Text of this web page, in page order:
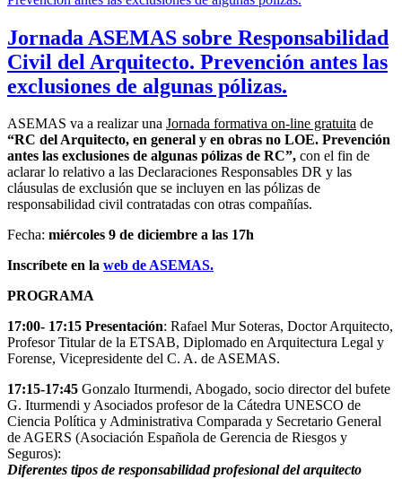
Jornada ASEMAS sobre Responsabilidad
Civil del Arquitecto. Prevención antes las
exclusiones de algunas pólizas.
ASEMAS va a realizar una Jornada formativa on-line gratuita de
“RC del Arquitecto, en general y en obras no LOE. Prevención
antes las exclusiones de algunas pólizas de RC”, con el fin de
aclarar lo relativo a las Declaraciones Responsables DR y las
cláusulas de exclusión que se incluyen en las pólizas de
responsabilidad civil contratadas con otras compañías.
Fecha: miércoles 9 de diciembre a las 17h
Inscríbete en la web de ASEMAS.
PROGRAMA
17:00- 17:15 Presentación: Rafael Mur Soteras, Doctor Arquitecto,
Profesor Titular de la ETSAB, Diplomado en Arquitectura Legal y
Forense, Vicepresidente del C. A. de ASEMAS.
17:15-17:45 Gonzalo Iturmendi, Abogado, socio director del bufete
G. Iturmendi y Asociados profesor de la Cátedra UNESCO de
Ciencia Política y Administrativa Comparada y Secretario General
de AGERS (Asociación Española de Gerencia de Riesgos y
Seguros):
Diferentes tipos de responsabilidad profesional del arquitecto